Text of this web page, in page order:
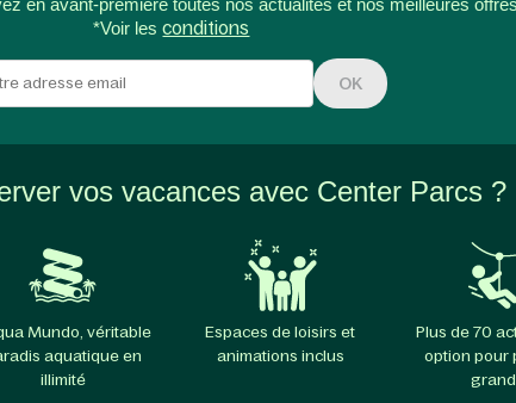
*Voir lesconditions
OK
vos vacances avec Center Parcs ?
Mundo, véritable
aquatique en
illimité
Espaces de loisirs et
animations inclus
Plus de 70
option pour